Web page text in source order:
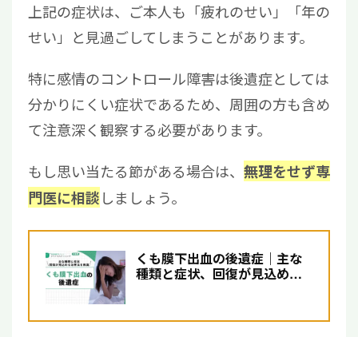
上記の症状は、ご本人も「疲れのせい」「年の
せい」と見過ごしてしまうことがあります。
特に感情のコントロール障害は後遺症としては
分かりにくい症状であるため、周囲の方も含め
て注意深く観察する必要があります。
もし思い当たる節がある場合は、 無理をせず専
門医に相談しましょう。
くも膜下出血の後遺症｜主な
種類と症状、回復が見込める